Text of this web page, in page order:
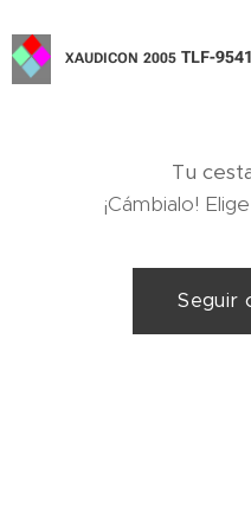
XAUDICON 2005 TLF-
Tu
¡Cámbialo!
Seguir